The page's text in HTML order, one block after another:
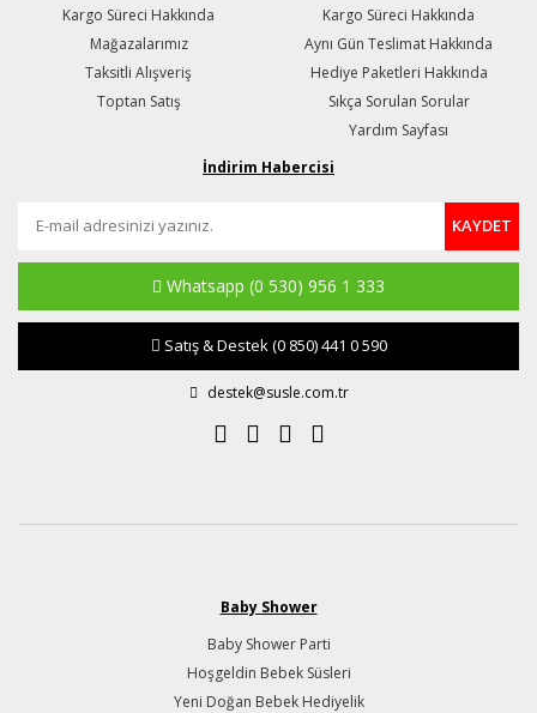
Kargo Süreci Hakkında
Mağazalarımız
Taksitli Alışveriş
Toptan Satış
Kargo Süreci Hakkında
Aynı Gün Teslimat Hakkında
Hediye Paketleri Hakkında
Sıkça Sorulan Sorular
Yardım Sayfası
İndirim Habercisi
KAYDET
Whatsapp (0 530) 956 1 333
Satış & Destek(0 850) 441 0 590
destek@susle.com.tr
Baby Shower
Baby Shower Parti
Hoşgeldin Bebek Süsleri
Yeni Doğan Bebek Hediyelik